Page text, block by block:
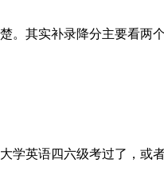
。其实补录降分主要看两
英语四六级考过了，或